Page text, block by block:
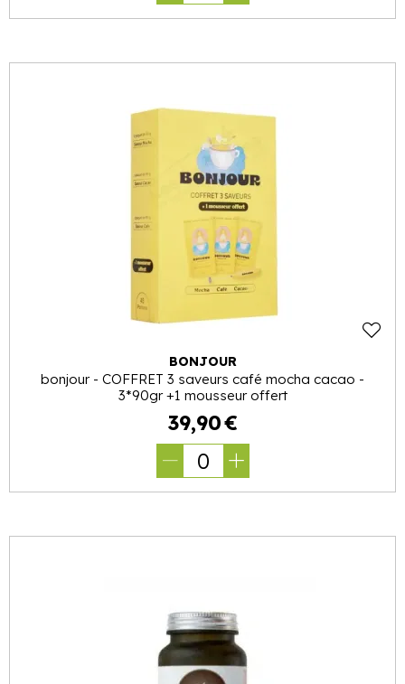
BONJOUR
bonjour - COFFRET 3 saveurs café mocha cacao -
3*90gr +1 mousseur offert
39,90€
0